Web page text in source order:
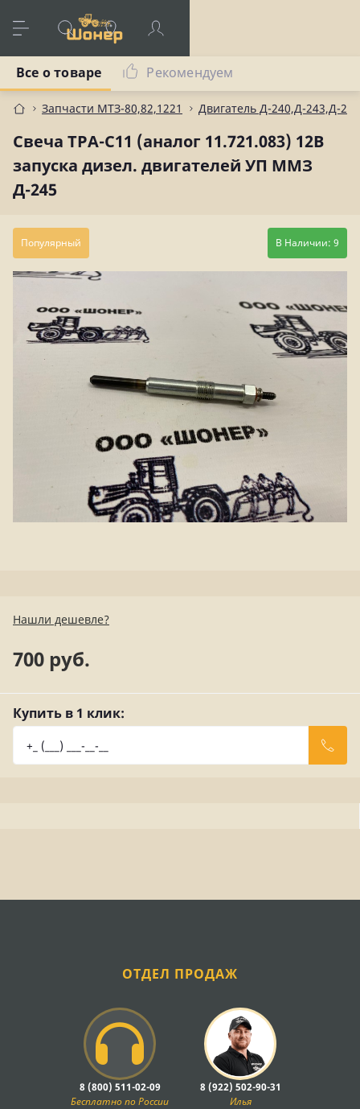
Запчасти МТЗ-80,82,1221 Двигатель Д-240,Д-243,Д-
Свеча ТРА-С11 (аналог 11.721.083) 12В
запуска дизел. двигателей УП ММЗ
Д-245
Все о товаре Рекомендуем
Популярный В Наличии: 9
Нашли дешевле?
700 руб.
Купить в 1 клик:
ОТДЕЛ ПРОДАЖ
8 (800) 511-02-09
Бесплатно по России
8 (922) 502-90-31
Илья